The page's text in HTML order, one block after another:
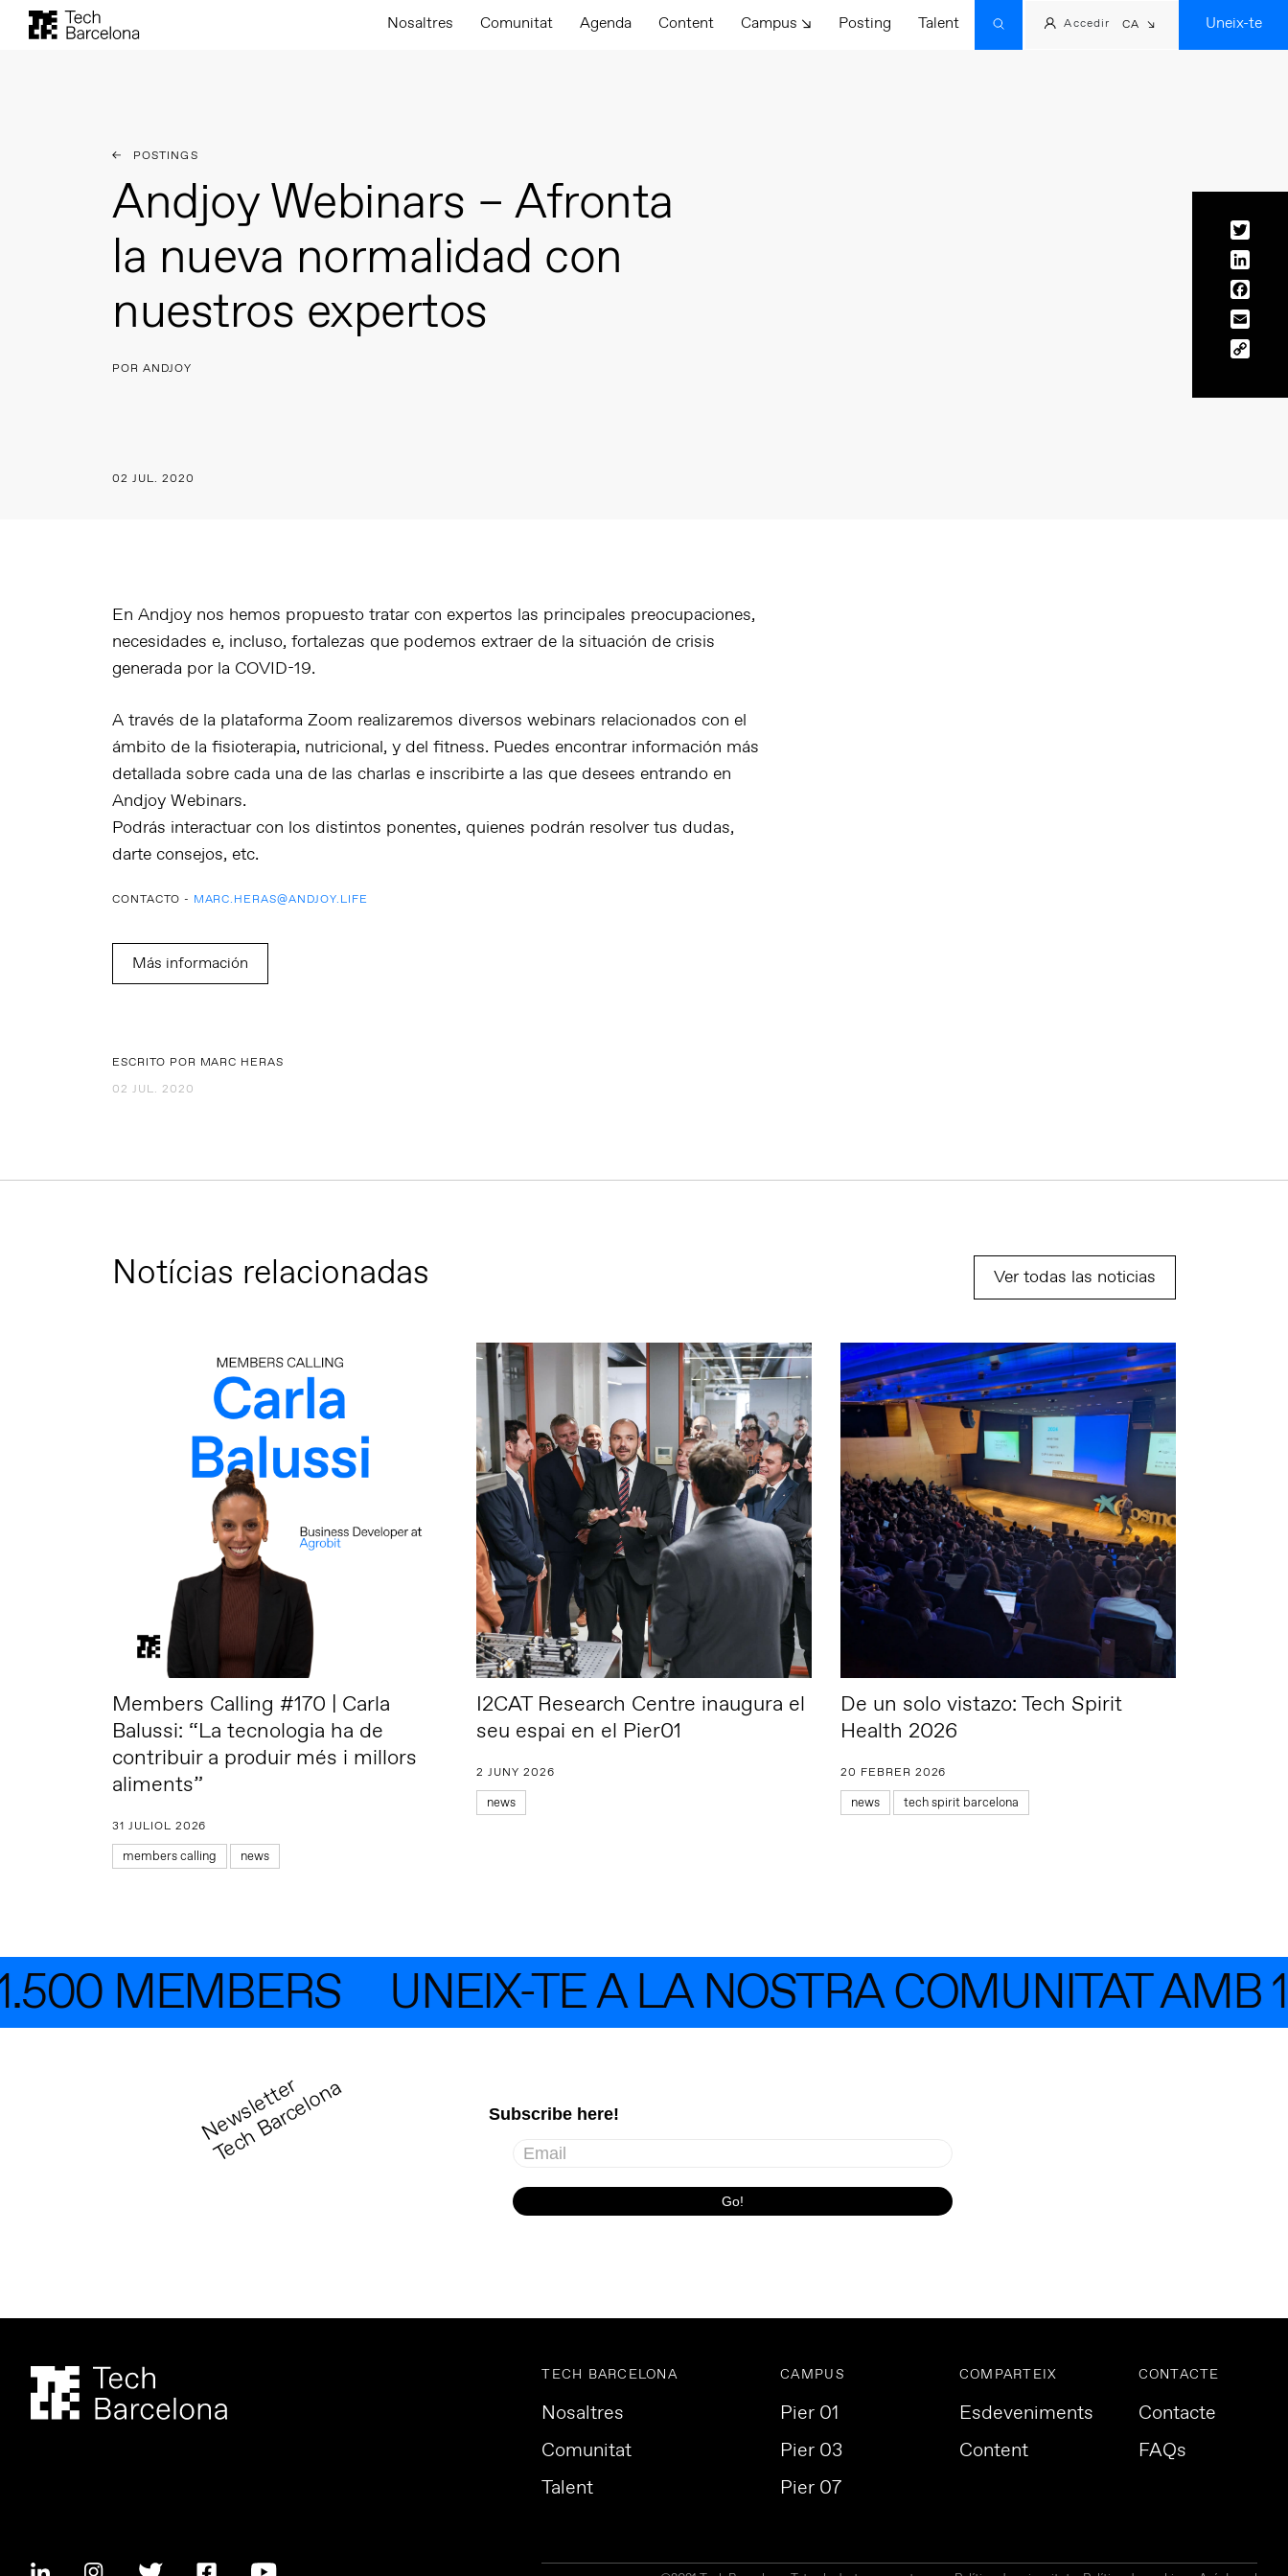
Nosaltres Comunitat Agenda Content Campus ↘ Posting Talent Accedir CA Uneix-te
POSTINGS
Andjoy Webinars – Afronta
la nueva normalidad con
nuestros expertos
POR ANDJOY
02 JUL. 2020
En Andjoy nos hemos propuesto tratar con expertos las principales preocupaciones,
necesidades e, incluso, fortalezas que podemos extraer de la situación de crisis
generada por la COVID-19.
A través de la plataforma Zoom realizaremos diversos webinars relacionados con el
ámbito de la fisioterapia, nutricional, y del fitness. Puedes encontrar información más
detallada sobre cada una de las charlas e inscribirte a las que desees entrando en
Andjoy Webinars.
Podrás interactuar con los distintos ponentes, quienes podrán resolver tus dudas,
darte consejos, etc.
CONTACTO - MARC.HERAS@ANDJOY.LIFE
Más información
ESCRITO POR MARC HERAS
02 JUL. 2020
Notícias relacionadas Ver todas las noticias
Members Calling #170 | Carla
Balussi: “La tecnologia ha de
contribuir a produir més i millors
aliments”
31 JULIOL 2026
members calling news
I2CAT Research Centre inaugura el
seu espai en el Pier01
2 JUNY 2026
news
De un solo vistazo: Tech Spirit
Health 2026
20 FEBRER 2026
news tech spirit barcelona
MEMBERS UNEIX-TE A LA NOSTRA COMUNITAT AMB
N
e
w
s
l
e
t
t
e
r
T
e
c
h
B
a
r
c
e
l
o
n
a
TECH BARCELONA
Nosaltres
Comunitat
Talent
CAMPUS
Pier 01
Pier 03
Pier 07
COMPARTEIX
Esdeveniments
Content
CONTACTE
Contacte
FAQs